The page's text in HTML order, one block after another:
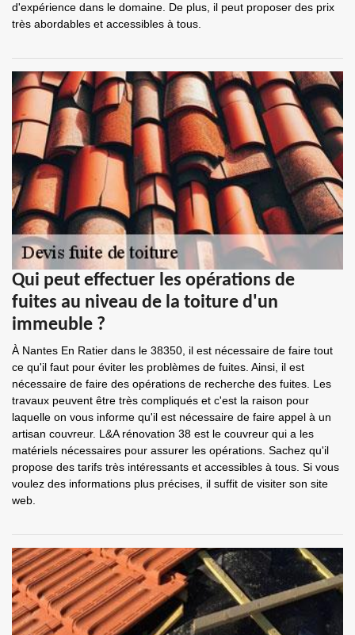
d'expérience dans le domaine. De plus, il peut proposer des prix
très abordables et accessibles à tous.
Qui peut effectuer les opérations de
fuites au niveau de la toiture d'un
immeuble ?
À Nantes En Ratier dans le 38350, il est nécessaire de faire tout
ce qu'il faut pour éviter les problèmes de fuites. Ainsi, il est
nécessaire de faire des opérations de recherche des fuites. Les
travaux peuvent être très compliqués et c'est la raison pour
laquelle on vous informe qu'il est nécessaire de faire appel à un
artisan couvreur. L&A rénovation 38 est le couvreur qui a les
matériels nécessaires pour assurer les opérations. Sachez qu'il
propose des tarifs très intéressants et accessibles à tous. Si vous
voulez des informations plus précises, il suffit de visiter son site
web.